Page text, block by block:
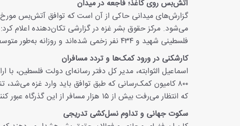
آتش‌بس روی کاغذ؛ فاجعه در میدان
فلسطینی شهید و ۴۳۴ نفر زخمی شده‌اند و روزانه به‌طور متوسط ۱۵ مورد نقض آتش‌بس توسط رژیم صهیونیستی، ثبت می‌شود.
کارشکنی در ورود کمک‌ها و تردد مسافران
که انتظار می‌رفت بیش از ۱۵ هزار مسافر از این گذرگاه عبور کنند، تنها به حدود ۵ هزار نفر اجازه تردد داده شده است.
سکوت جهانی و تداوم نسل‌کشی تدریجی